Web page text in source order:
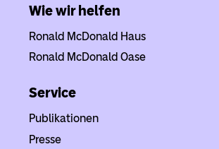
Wie wir helfen
Ronald McDonald Haus
Ronald McDonald Oase
Service
Publikationen
Presse